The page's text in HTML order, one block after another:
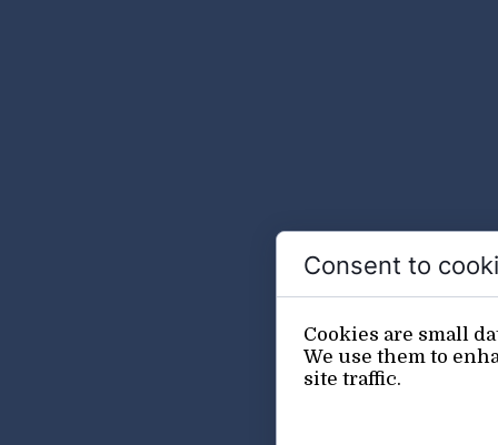
Consent to
Cookies are small
We use them to
site traffic.